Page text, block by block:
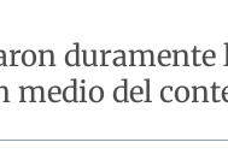
medio del